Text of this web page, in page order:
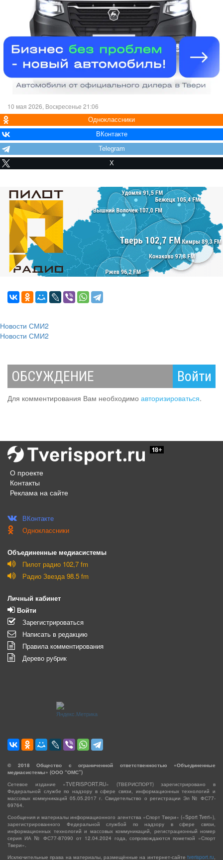
10 мая 2026, Воскресенье 21:06
Одноклассники
ВКонтакте
Telegram
X
Новости СМИ2
Новости СМИ2
ОБСУЖДЕНИЕ Войти
Для комментирования Вам необходимо авторизироваться.
О проекте
Контакты
Реклама на сайте
ВКонтакте
Одноклассники
Объединенные медиасистемы
Пилот радио 102,7 fm
Радио Звезда 98.5 fm
Личный кабинет
Войти
Зарегистрироваться
Написать в редакцию
Правила комментирования
Дерево рубрик
© 2018 Общество с ограниченной ответственностью «Объединенные
медиасистемы» (ООО “ОМС”)
Сетевое издание «TVERISPORT.RU» (ТВЕРИСПОРТ) зарегистрировано в
Федеральной службе по надзору в сфере связи, информационных технологий и
массовых коммуникаций 05.05.2017 г. Свидетельство о регистрации Эл № ФС77-
69764.
Сообщения и материалы информационного агентства «Спорт Твери» («Sport Tveri»),
зарегистрированного Федеральной службой по надзору в сфере связи,
информационных технологий и массовых коммуникаций, регистрационный номер
серия ИА № ФС77-87090 от 12.04.2024 года, сопровождаются пометкой «Спорт
Твери».
Исключительные права на материалы, размещённые на интернет-сайте tverisport.ru,